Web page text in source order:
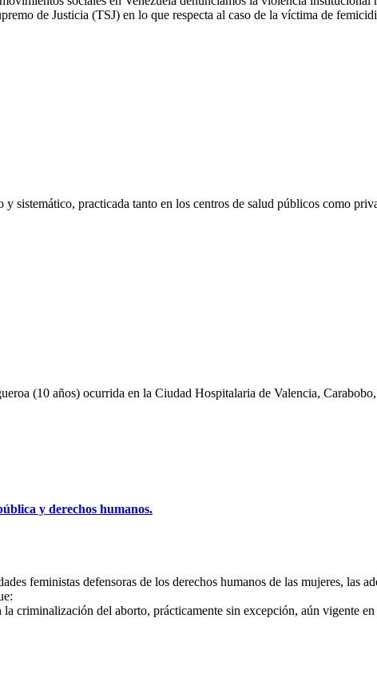
de Justicia (TSJ) en lo que respecta al caso de la víctima de
sistemático, practicada tanto en los centros de salud públicos como
(10 años) ocurrida en la Ciudad Hospitalaria de Valencia,
y derechos humanos.
feministas defensoras de los derechos humanos de las mujeres, las
criminalización del aborto, prácticamente sin excepción, aún vigente en